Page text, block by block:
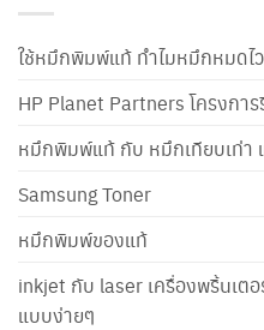
ใช้หมึกพิมพ์แท้ ทำไมหมึกหมดไ
HP Planet Partners โครงกา
หมึกพิมพ์แท้ กับ หมึกเทียบเท่า
Samsung Toner
หมึกพิมพ์ของแท้
inkjet กับ laser เครื่องพริ้นเต
แบบง่ายๆ